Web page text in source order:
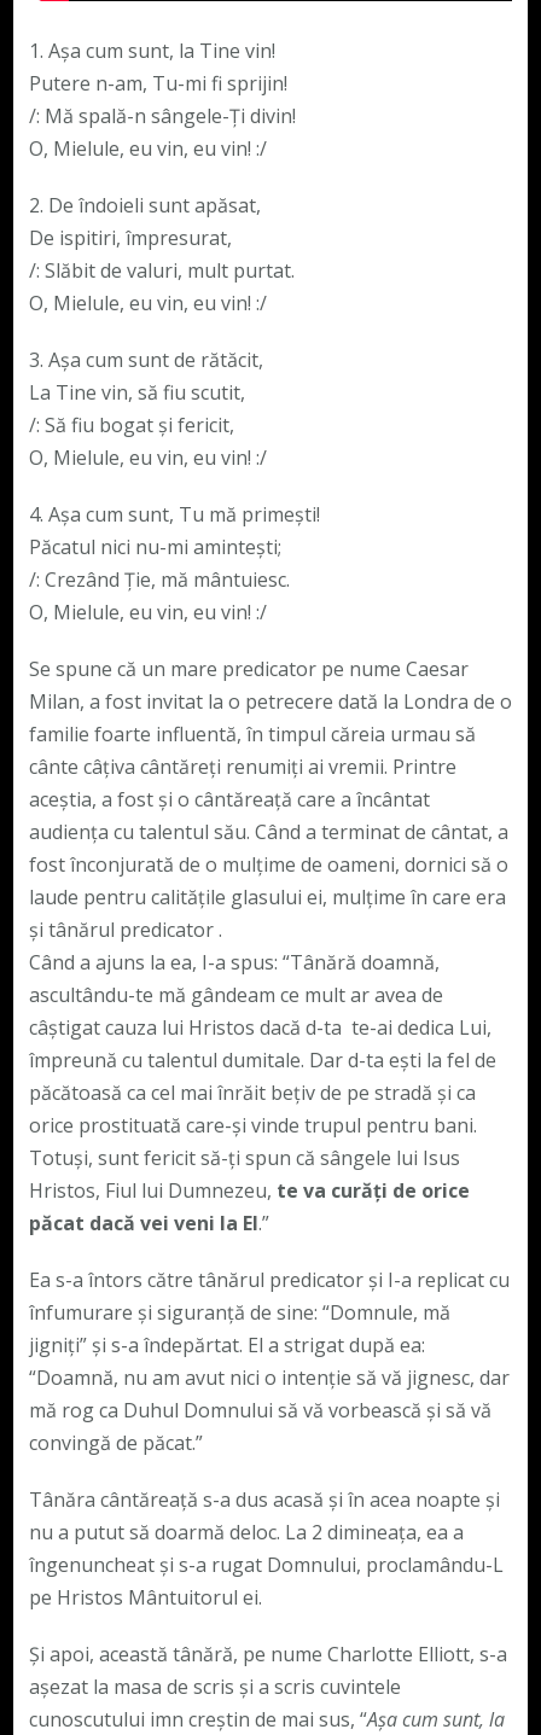
1. Aşa cum sunt, la Tine vin!
Putere n-am, Tu-mi fi sprijin!
/: Mă spală-n sângele-Ţi divin!
O, Mielule, eu vin, eu vin! :/
2. De îndoieli sunt apăsat,
De ispitiri, împresurat,
/: Slăbit de valuri, mult purtat.
O, Mielule, eu vin, eu vin! :/
3. Aşa cum sunt de rătăcit,
La Tine vin, să fiu scutit,
/: Să fiu bogat şi fericit,
O, Mielule, eu vin, eu vin! :/
4. Aşa cum sunt, Tu mă primeşti!
Păcatul nici nu-mi aminteşti;
/: Crezând Ţie, mă mântuiesc.
O, Mielule, eu vin, eu vin! :/
Se spune că un mare predicator pe nume Caesar
Milan, a fost invitat la o petrecere dată la Londra de o
familie foarte influentă, în timpul căreia urmau să
cânte câţiva cântăreţi renumiţi ai vremii. Printre
aceştia, a fost şi o cântăreaţă care a încântat
audienţa cu talentul său. Când a terminat de cântat, a
fost înconjurată de o mulţime de oameni, dornici să o
laude pentru calităţile glasului ei, mulţime în care era
și tânărul predicator .
Când a ajuns la ea, I-a spus: “Tânără doamnă,
ascultându-te mă gândeam ce mult ar avea de
câştigat cauza lui Hristos dacă d-ta te-ai dedica Lui,
împreună cu talentul dumitale. Dar d-ta eşti la fel de
păcătoasă ca cel mai înrăit beţiv de pe stradă şi ca
orice prostituată care-şi vinde trupul pentru bani.
Totuşi, sunt fericit să-ţi spun că sângele lui Isus
Hristos, Fiul lui Dumnezeu, te va curăţi de orice
păcat dacă vei veni la El.”
Ea s-a întors către tânărul predicator şi I-a replicat cu
înfumurare şi siguranţă de sine: “Domnule, mă
jigniţi” şi s-a îndepărtat. El a strigat după ea:
“Doamnă, nu am avut nici o intenţie să vă jignesc, dar
mă rog ca Duhul Domnului să vă vorbească şi să vă
convingă de păcat.”
Tânăra cântăreaţă s-a dus acasă şi în acea noapte și
nu a putut să doarmă deloc. La 2 dimineaţa, ea a
îngenuncheat şi s-a rugat Domnului, proclamându-L
pe Hristos Mântuitorul ei.
Şi apoi, această tânără, pe nume Charlotte Elliott, s-a
aşezat la masa de scris şi a scris cuvintele
cunoscutului imn creştin de mai sus, “Aşa cum sunt, la